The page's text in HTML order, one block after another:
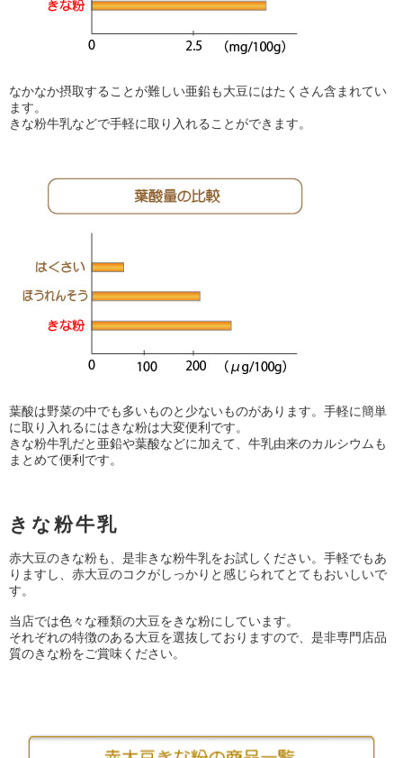
なかなか摂取することが難しい亜鉛も大豆にはたくさん含まれてい
ます。
きな粉牛乳などで手軽に取り入れることができます。
葉酸は野菜の中でも多いものと少ないものがあります。手軽に簡単
に取り入れるにはきな粉は大変便利です。
きな粉牛乳だと亜鉛や葉酸などに加えて、牛乳由来のカルシウムも
まとめて便利です。
きな粉牛乳
赤大豆のきな粉も、是非きな粉牛乳をお試しください。手軽でもあ
りますし、赤大豆のコクがしっかりと感じられてとてもおいしいで
す。
当店では色々な種類の大豆をきな粉にしています。
それぞれの特徴のある大豆を選抜しておりますので、是非専門店品
質のきな粉をご賞味ください。